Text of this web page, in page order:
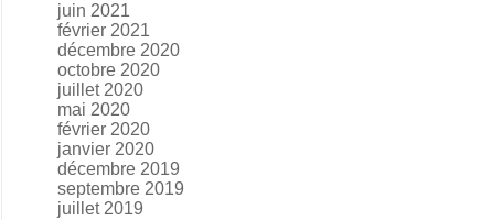
juin 2021
février 2021
décembre 2020
octobre 2020
juillet 2020
mai 2020
février 2020
janvier 2020
décembre 2019
septembre 2019
juillet 2019